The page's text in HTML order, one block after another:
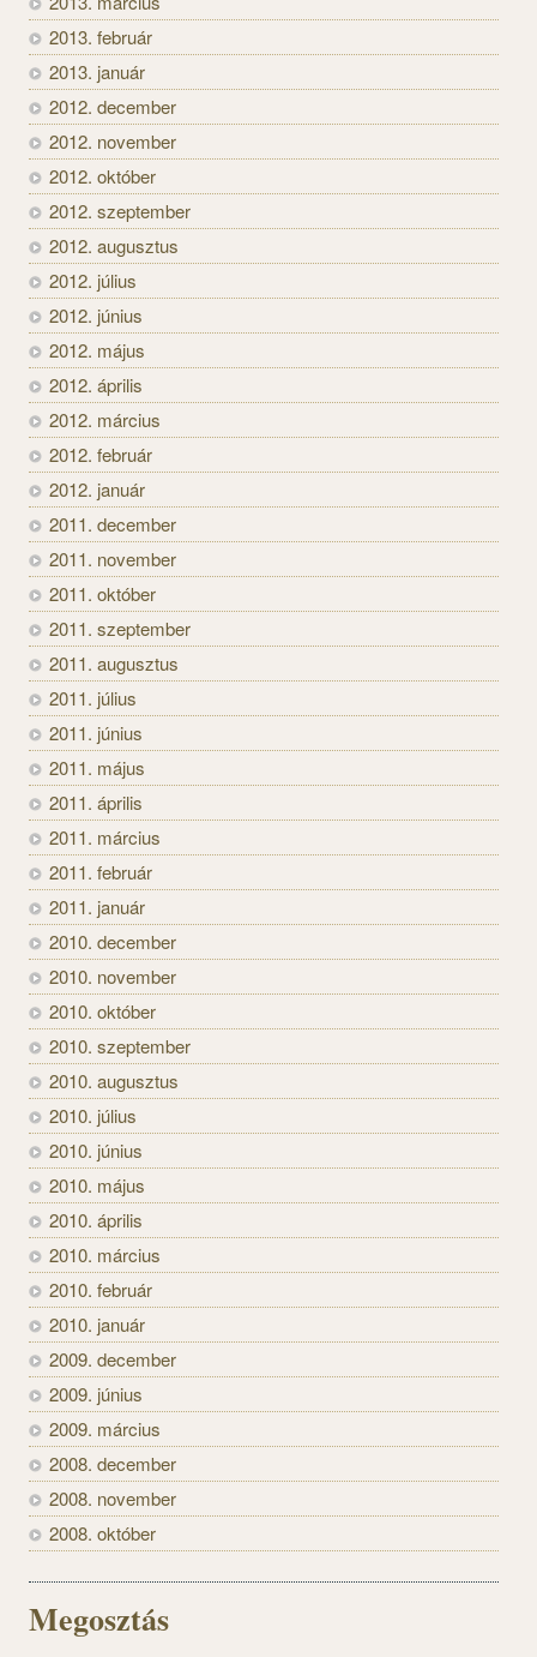
2013. február
2013. január
2012. december
2012. november
2012. október
2012. szeptember
2012. augusztus
2012. július
2012. június
2012. május
2012. április
2012. március
2012. február
2012. január
2011. december
2011. november
2011. október
2011. szeptember
2011. augusztus
2011. július
2011. június
2011. május
2011. április
2011. március
2011. február
2011. január
2010. december
2010. november
2010. október
2010. szeptember
2010. augusztus
2010. július
2010. június
2010. május
2010. április
2010. március
2010. február
2010. január
2009. december
2009. június
2009. március
2008. december
2008. november
2008. október
Megosztás